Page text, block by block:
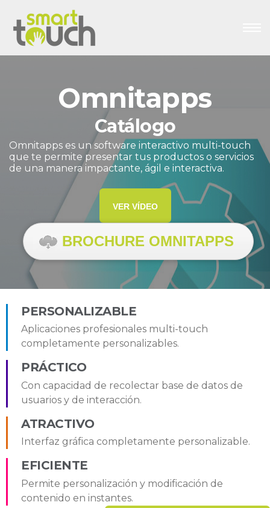
Omnitapps
Catálogo
Omnitapps es un software interactivo multi-touch
que te permite presentar tus productos o servicios
de una manera impactante, ágil e interactiva.
VER VÍDEO
BROCHURE OMNITAPPS
PERSONALIZABLE
Aplicaciones profesionales multi-touch
completamente personalizables.
PRÁCTICO
Con capacidad de recolectar base de datos de
usuarios y de interacción.
ATRACTIVO
Interfaz gráfica completamente personalizable.
EFICIENTE
Permite personalización y modificación de
contenido en instantes.